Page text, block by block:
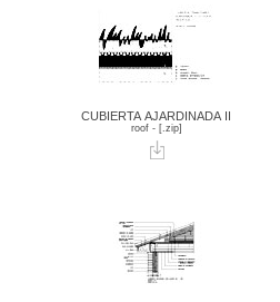
CUBIERTA AJARDINADA II
roof - [.zip]